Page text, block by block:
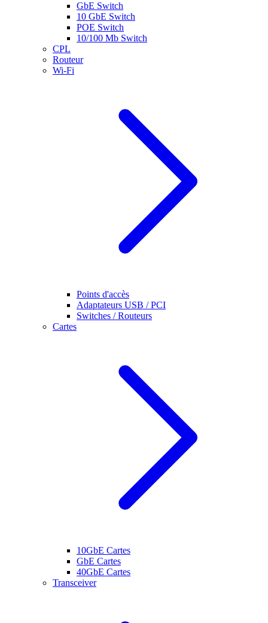
GbE Switch
10 GbE Switch
POE Switch
10/100 Mb Switch
CPL
Routeur
Wi-Fi
Points d'accès
Adaptateurs USB / PCI
Switches / Routeurs
Cartes
10GbE Cartes
GbE Cartes
40GbE Cartes
Transceiver